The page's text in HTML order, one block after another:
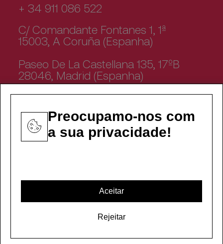
+ 34 911 086 522
C/ Comandante Fontanes 1, 1ª
15003, A Coruña (Espanha)
Paseo De La Castellana 135, 17ºB
28046, Madrid (Espanha)
Canal ético
Política de Privacidade
Preocupamo-nos com
a sua privacidade!
Aceitar
Rejeitar